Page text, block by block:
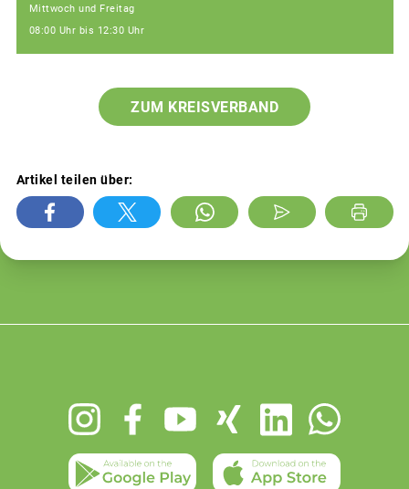
Mittwoch und Freitag
08:00 Uhr bis 12:30 Uhr
ZUM KREISVERBAND
Artikel teilen über: